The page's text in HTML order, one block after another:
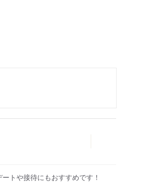
トや接待にもおすすめです！